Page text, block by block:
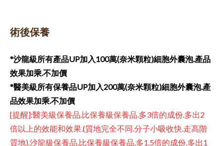
術後保養
*沙龍級所有產品UP加入100萬(奈米顆粒)細胞外囊泡.產品
效果加乘.不加價
*醫美級所有保養品UP加入200萬(奈米顆粒)細胞外囊泡.產
品效果加乘.不加價
[提醒]:醫美級保養品.比保養級保養品.多3倍的成份.多出2
倍以上的效能和效果.(質地完全不同.分子小吸收快.走高階
質地).沙龍級保養品.比保養級保養品.多1.5倍的成份.多出1